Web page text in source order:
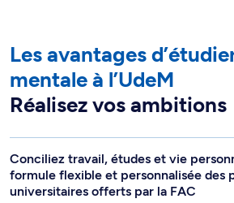
Les avantages
mentale à l’UdeM
Réalisez vos ambitions
Conciliez travail, études et vie
formule flexible et personnalisée des
universitaires offerts par la FAC